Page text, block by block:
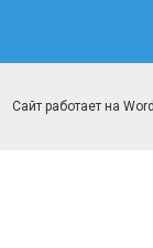
Сайт работает на